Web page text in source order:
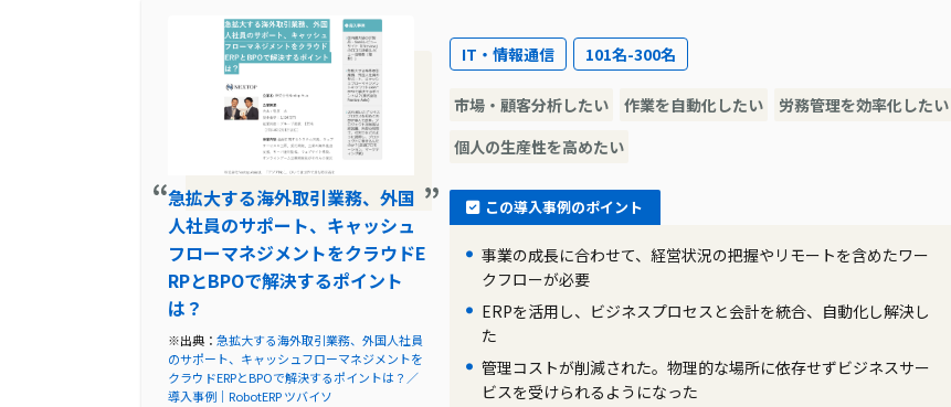
導入前に企業が抱えていた課題
エンライズコーポレーションは、社員数の増加やアカデミーの受講生が多い中で、彼らとのコミュニ
ケーションの重要性を感じていました。また、勤怠管理や給与管理、入社時からの社員情報の一元管
理など、多岐にわたる業務課題を抱えていました。
導入前の課題に対する解決策
ツバイソは、勤怠管理や給与管理はもちろん、入社時からの全ての社員情報をクラウド上で一元管理
できる点が魅力でした。有給申請などの機能も提供されており、これらの機能を活用することで、業
務の効率化を図ることができました。また、ツバイソのトップ画面にはPL（損益計算書）やBS（貸
借対照表）が表示されるため、現在の数字を常に把握し、迅速な判断を下すことが可能となりまし
た。
急拡大する海外取引業務、外国
人社員のサポート、キャッシュ
フローマネジメントをクラウドE
RPとBPOで解決するポイント
は？
※出典： 急拡大する海外取引業務、外国人社員
のサポート、キャッシュフローマネジメントを
クラウドERPとBPOで解決するポイントは？／
導入事例｜RobotERP ツバイソ
IT・情報通信 101名-300名
市場・顧客分析したい 作業を自動化したい
労務管理を効率化したい
個人の生産性を高めたい
この導入事例のポイント
事業の成長に合わせて、経営状況の把握やリモートを含めたワー
クフローが必要
ERPを活用し、ビジネスプロセスと会計を統合、自動化し解決し
た
管理コストが削減された。物理的な場所に依存せずビジネスサー
ビスを受けられるようになった